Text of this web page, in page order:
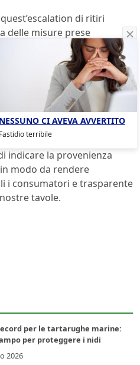
di ritiri
delle misure prese
uno scandalo
giro vorticoso di partite
capo all’altro dell’Europa
trasparenti che
ed inganni, a danno
Coldiretti vi sono interventi
indicare la provenienza
modo da rendere
i consumatori e trasparente
tavole.
per le tartarughe marine:
per proteggere i nidi
2026
NESSUNO CI AVEVA AVVERTITO
Fastidio terribile